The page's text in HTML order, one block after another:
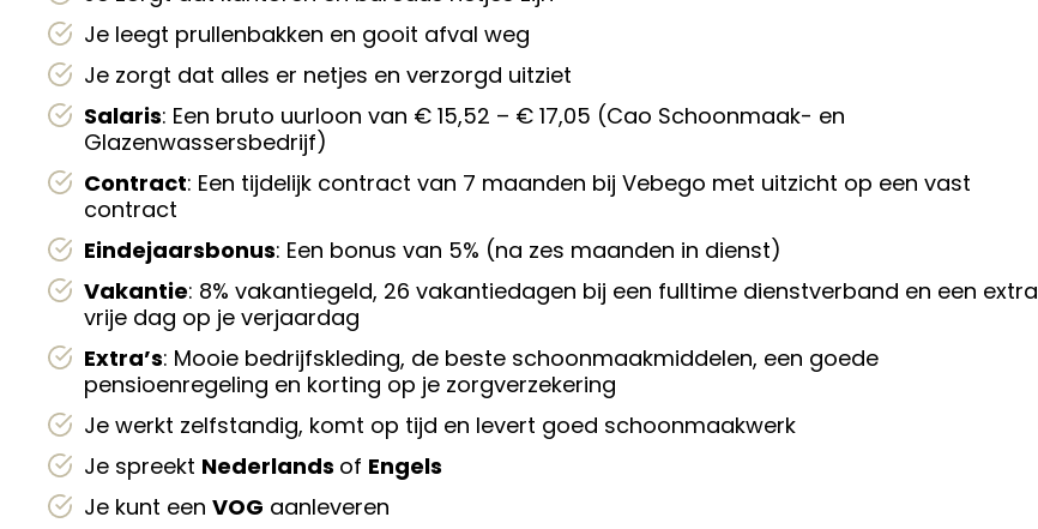
Je leegt prullenbakken en gooit afval weg
Je zorgt dat alles er netjes en verzorgd uitziet
Salaris: Een bruto uurloon van € 15,52 – € 17,05 (Cao Schoonmaak- en
Glazenwassersbedrijf)
Contract: Een tijdelijk contract van 7 maanden bij Vebego met uitzicht op een vast
contract
Eindejaarsbonus: Een bonus van 5% (na zes maanden in dienst)
Vakantie: 8% vakantiegeld, 26 vakantiedagen bij een fulltime dienstverband en een extra
vrije dag op je verjaardag
Extra’s: Mooie bedrijfskleding, de beste schoonmaakmiddelen, een goede
pensioenregeling en korting op je zorgverzekering
Je werkt zelfstandig, komt op tijd en levert goed schoonmaakwerk
Je spreekt Nederlands of Engels
Je kunt een VOG aanleveren